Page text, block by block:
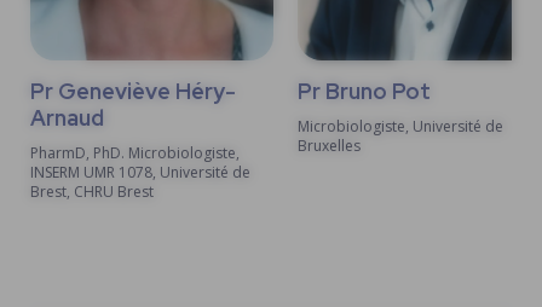
Pr Geneviève Héry-
Arnaud
PharmD, PhD. Microbiologiste,
INSERM UMR 1078, Université de
Brest, CHRU Brest
Pr Bruno Pot
Microbiologiste, Université de
Bruxelles